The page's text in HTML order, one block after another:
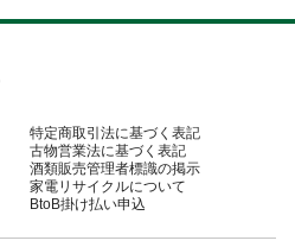
特定商取引法に基づく表記
古物営業法に基づく表記
酒類販売管理者標識の掲示
家電リサイクルについて
BtoB掛け払い申込